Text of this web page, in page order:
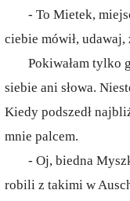
- To Mietek,
ciebie mówił, udawaj,
Pokiwałam tylko
siebie ani słowa.
Kiedy podszedł
mnie palcem.
- Oj, biedna
robili z takimi w